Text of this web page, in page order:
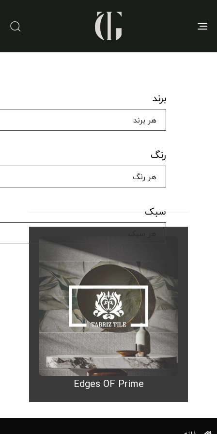
Toggle
Edges OF Prime
برند
رنگ
سبک